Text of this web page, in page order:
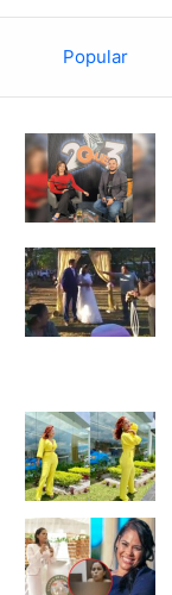
Popular